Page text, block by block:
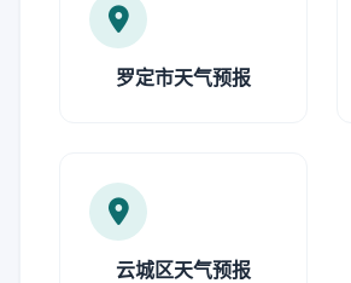
罗定市天气预报
云城区天气预报